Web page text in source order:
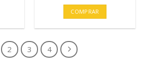
COMPRAR
2 3 4